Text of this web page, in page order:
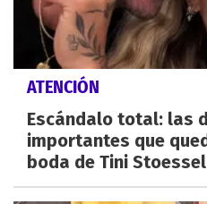
ATENCIÓN
Escándalo total: las
importantes que
boda de Tini